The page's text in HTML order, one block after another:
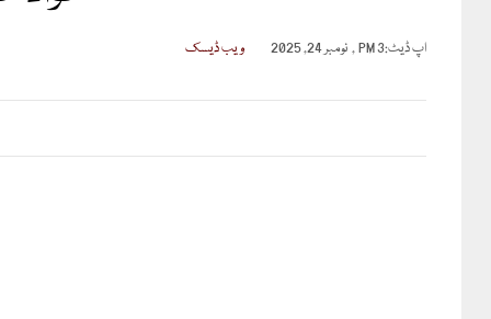
اپ ڈیٹ:3 PM , نومبر 24, 2025 ویب ڈیسک